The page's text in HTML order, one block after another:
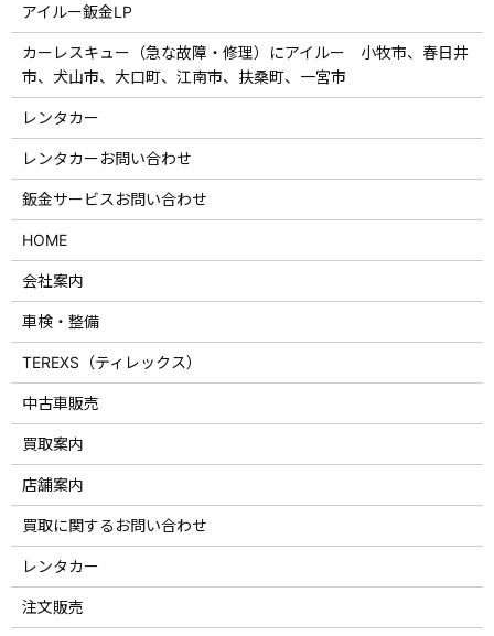
アイルー鈑金LP
カーレスキュー（急な故障・修理）にアイルー 小牧市、春日井
市、犬山市、大口町、江南市、扶桑町、一宮市
レンタカー
レンタカーお問い合わせ
鈑金サービスお問い合わせ
HOME
会社案内
車検・整備
TEREXS（ティレックス）
中古車販売
買取案内
店舗案内
買取に関するお問い合わせ
レンタカー
注文販売